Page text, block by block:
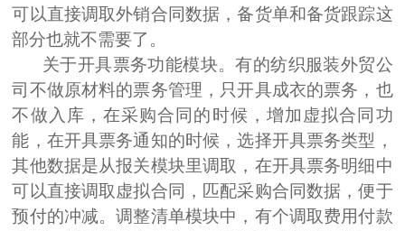
可以直接调取外销合同数据，备货单和备货跟踪这
部分也就不需要了。
关于开具票务功能模块。有的纺织服装外贸公
司不做原材料的票务管理，只开具成衣的票务，也
不做入库，在采购合同的时候，增加虚拟合同功
能，在开具票务通知的时候，选择开具票务类型，
其他数据是从报关模块里调取，在开具票务明细中
可以直接调取虚拟合同，匹配采购合同数据，便于
预付的冲减。调整清单模块中，有个调取费用付款